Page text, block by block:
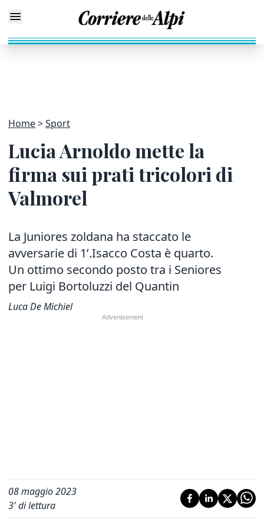
Home Sport
Lucia Arnoldo mette la
firma sui prati tricolori di
Valmorel
La Juniores zoldana ha staccato le
avversarie di 1’.Isacco Costa è quarto.
Un ottimo secondo posto tra i Seniores
per Luigi Bortoluzzi del Quantin
Luca De Michiel
08 maggio 2023
3' di lettura